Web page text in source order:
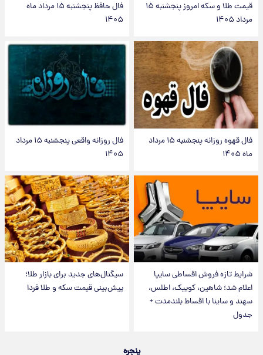
قیمت طلا و سکه امروز پنجشنبه ۱۵
مرداد ۱۴۰۵
فال حافظ پنجشنبه ۱۵ مرداد ماه
۱۴۰۵
فال قهوه روزانه پنجشنبه ۱۵ مرداد
ماه ۱۴۰۵
فال روزانه واقعی پنجشنبه ۱۵ مرداد
۱۴۰۵
شرایط تازه فروش اقساطی سایپا
اعلام شد؛ شاهین، کوییک، اطلس،
سهند و ساینا با اقساط بلندمدت +
جدول
سیگنال‌های جدید برای بازار طلا؛
پیش‌بینی قیمت سکه و طلا فردا
پنجره